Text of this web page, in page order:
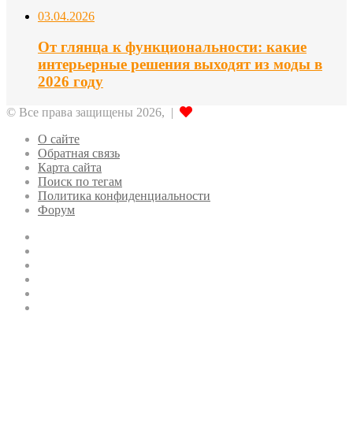
03.04.2026
От глянца к функциональности: какие
интерьерные решения выходят из моды в
2026 году
© Все права защищены 2026, |
О сайте
Обратная связь
Карта сайта
Поиск по тегам
Политика конфиденциальности
Форум